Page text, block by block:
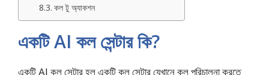
কল টু অ্যাকশন
একটি AI কল সেন্টার কি?
একটি AI কল সেন্টার হল একটি কল সেন্টার যেখানে কল পরিচালনা করতে